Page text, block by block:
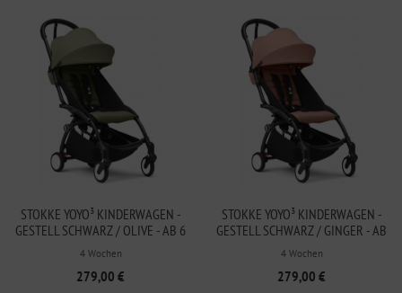
STOKKE YOYO³ KINDERWAGEN -
GESTELL SCHWARZ / OLIVE - AB 6
MONATEN
4 Wochen
279,00 €
STOKKE YOYO³ KINDERWAGEN -
GESTELL SCHWARZ / GINGER - AB
6 MONATEN
4 Wochen
279,00 €